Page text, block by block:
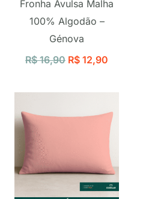
Fronha Avulsa Malha
100% Algodão –
Génova
R$16,90 R$ 12,90
preço
atual
é: